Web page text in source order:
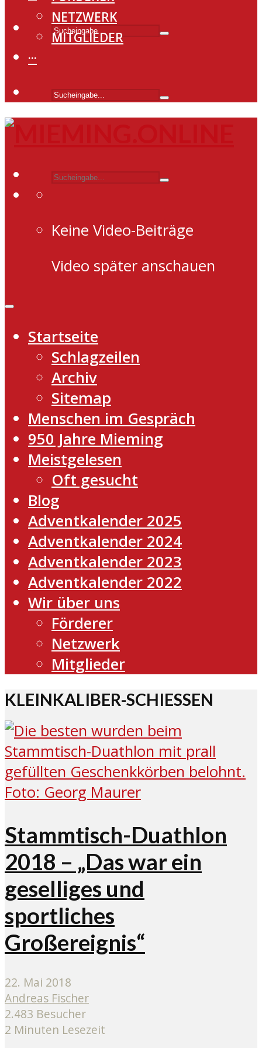
NETZWERK
MITGLIEDER
···
Keine Video-Beiträge
Video später anschauen
Startseite
Schlagzeilen
Archiv
Sitemap
Menschen im Gespräch
950 Jahre Mieming
Meistgelesen
Oft gesucht
Blog
Adventkalender 2025
Adventkalender 2024
Adventkalender 2023
Adventkalender 2022
Wir über uns
Förderer
Netzwerk
Mitglieder
KLEINKALIBER-SCHIESSEN
Stammtisch-Duathlon
2018 – „Das war ein
geselliges und
sportliches
Großereignis“
22. Mai 2018
Andreas Fischer
2.483 Besucher
2 Minuten Lesezeit